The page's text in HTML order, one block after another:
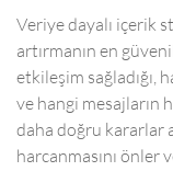
Veriye dayalı içerik
artırmanın en
etkileşim sağladığı,
ve hangi mesajların
daha doğru kararlar
harcanmasını önler